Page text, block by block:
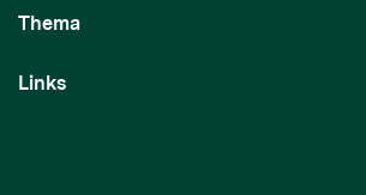
Thema
Links